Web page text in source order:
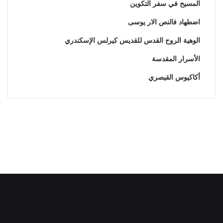
المسيح في سفر التكوين
اضطهاد فالنص الار یوسی
الوهية الروح القدس للقديس كيرلس الإسكندري
الأسرار المقدسة
أكاكيوس القيصري